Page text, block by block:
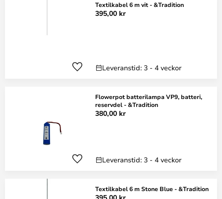
Textilkabel 6 m vit - &Tradition
395,00 kr
Leveranstid: 3 - 4 veckor
Flowerpot batterilampa VP9, batteri,
reservdel - &Tradition
380,00 kr
Leveranstid: 3 - 4 veckor
Textilkabel 6 m Stone Blue - &Tradition